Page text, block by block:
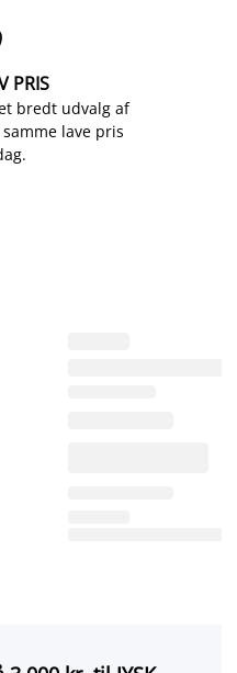
PRIS
bredt udvalg af
lave pris